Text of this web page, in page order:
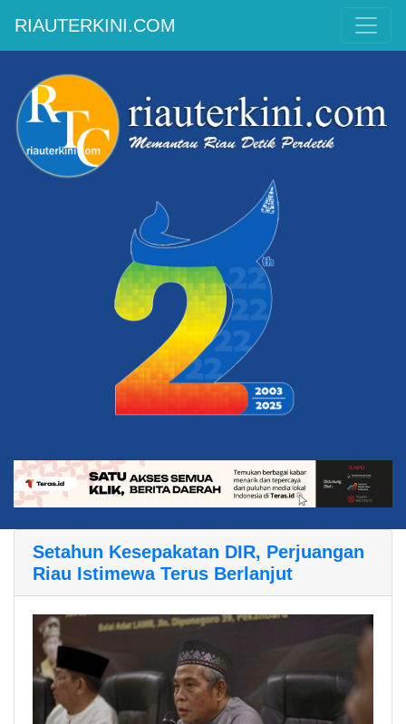
RIAUTERKINI.COM
Setahun Kesepakatan DIR, Perjuangan
Riau Istimewa Terus Berlanjut